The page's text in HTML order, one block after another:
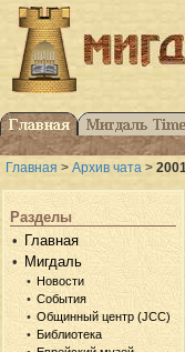
Главная > Архив чата >
Разделы
Главная
Мигдаль
Новости
События
Общинный центр (JCC)
Библиотека